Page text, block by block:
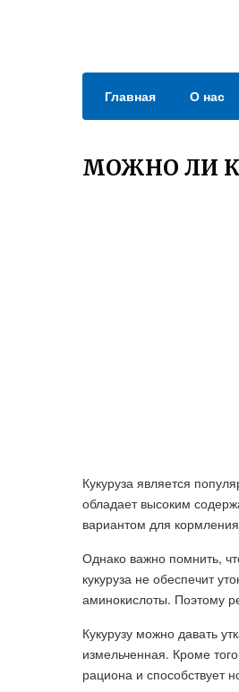
Главная О нас
МОЖНО ЛИ
Кукуруза является
обладает высоким
вариантом для
Однако важно помнить,
кукуруза не обеспечит
аминокислоты. Поэтому
Кукурузу можно давать
измельченная. Кроме
рациона и способствует